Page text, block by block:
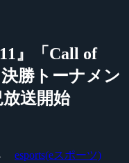
』「Call of
勝トーナメン
放送開始
esports(eスポーツ)